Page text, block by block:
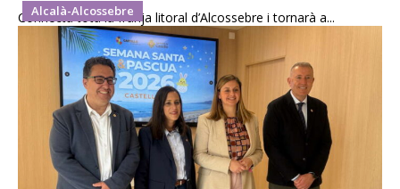
Alcalà-Alcossebre
Connecta tota la franja litoral d’Alcossebre i tornarà a...